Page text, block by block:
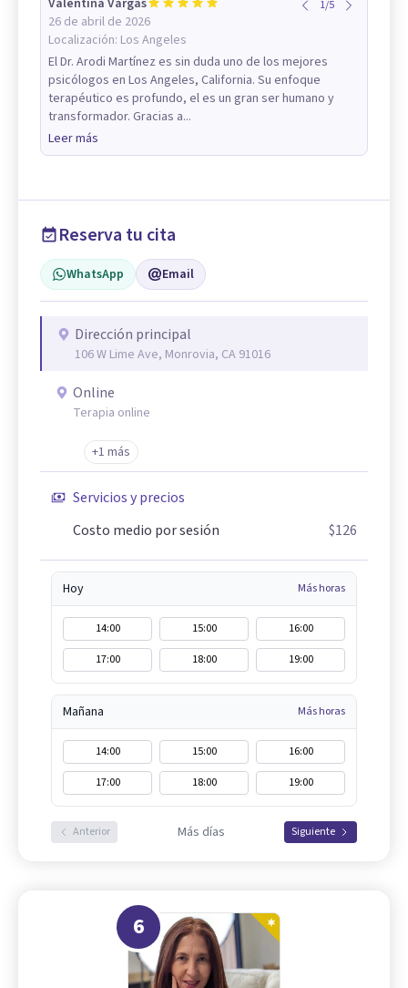
26 de abril de 2026
Localización: Los Angeles
1/5
El Dr. Arodi Martínez es sin duda uno de los mejores
psicólogos en Los Angeles, California. Su enfoque
terapéutico es profundo, el es un gran ser humano y
transformador. Gracias a...
Leer más
Reserva tu cita
WhatsApp Email
Dirección principal
106 W Lime Ave, Monrovia, CA 91016
Online
Terapia online
+1 más
Servicios y precios
Costo medio por sesión
$126
Hoy Más horas
14:00 15:00
16:00
17:00
18:00 19:00
Mañana Más horas
14:00 15:00
16:00
17:00
18:00 19:00
Anterior Más días Siguiente
6